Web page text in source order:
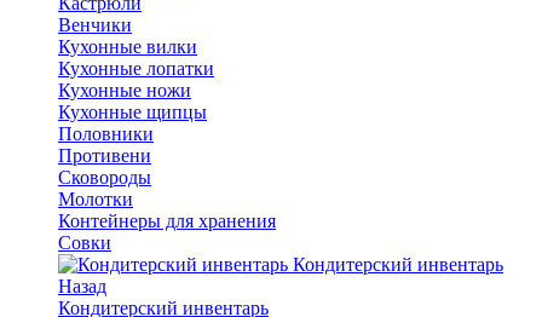
Венчики
Кухонные вилки
Кухонные лопатки
Кухонные ножи
Кухонные щипцы
Половники
Противени
Сковороды
Молотки
Контейнеры для хранения
Совки
Кондитерский инвентарь
Назад
Кондитерский инвентарь